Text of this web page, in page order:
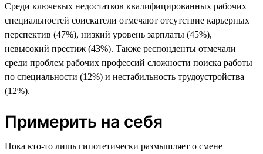
Среди ключевых недостатков квалифицированных рабочих
специальностей соискатели отмечают отсутствие карьерных
перспектив (47%), низкий уровень зарплаты (45%),
невысокий престиж (43%). Также респонденты отмечали
среди проблем рабочих профессий сложности поиска работы
по специальности (12%) и нестабильность трудоустройства
(12%).
Примерить на себя
Пока кто-то лишь гипотетически размышляет о смене